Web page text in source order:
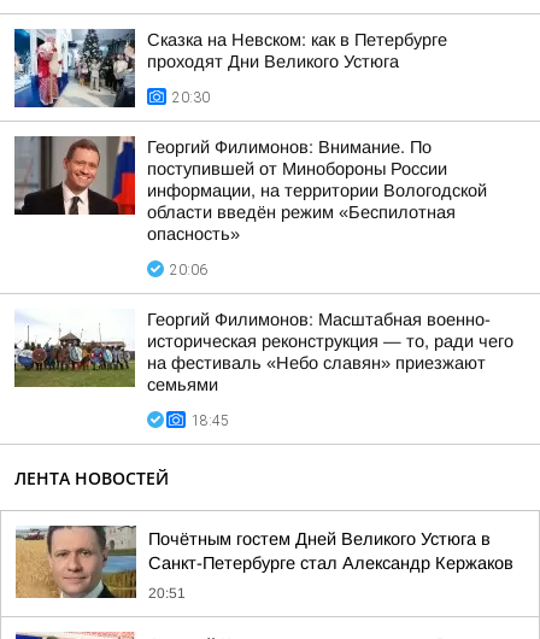
Сказка на Невском: как в Петербурге
проходят Дни Великого Устюга
20:30
Георгий Филимонов: Внимание. По
поступившей от Минобороны России
информации, на территории Вологодской
области введён режим «Беспилотная
опасность»
20:06
Георгий Филимонов: Масштабная военно-
историческая реконструкция — то, ради чего
на фестиваль «Небо славян» приезжают
семьями
18:45
ЛЕНТА НОВОСТЕЙ
Почётным гостем Дней Великого Устюга в
Санкт-Петербурге стал Александр Кержаков
20:51